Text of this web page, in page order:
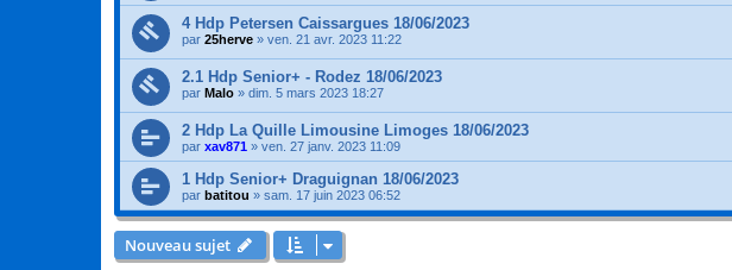
4 Hdp Petersen Caissargues 18/06/2023
par 25herve » ven. 21 avr. 2023 11:22
2.1 Hdp Senior+ - Rodez 18/06/2023
par Malo » dim. 5 mars 2023 18:27
2 Hdp La Quille Limousine Limoges 18/06/2023
par xav871 » ven. 27 janv. 2023 11:09
1 Hdp Senior+ Draguignan 18/06/2023
par batitou » sam. 17 juin 2023 06:52
Nouveau sujet